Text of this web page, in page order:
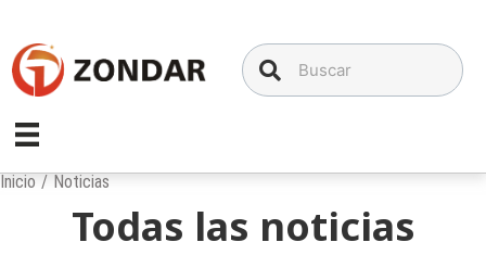
contenido
Inicio / Noticias
Todas las noticias